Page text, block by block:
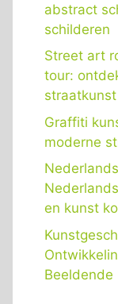
abstract
schilderen
Street art
tour:
Graffiti
moderne
en kunst
Beeldende